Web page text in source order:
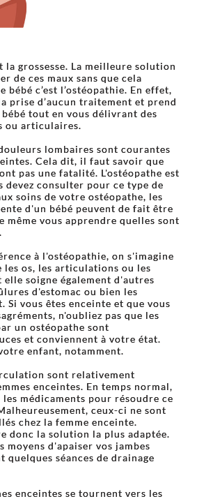
la grossesse. La meilleure solution
de ces maux sans que cela
bébé c’est l’ostéopathie. En effet,
prise d’aucun traitement et prend
tout en vous délivrant des
ou articulaires.
lombaires sont courantes
Cela dit, il faut savoir que
pas une fatalité. L'ostéopathe est
devez consulter pour ce type de
soins de votre ostéopathe, les
d'un bébé peuvent de fait être
même vous apprendre quelles sont
à l'ostéopathie, on s'imagine
os, les articulations ou les
elle soigne également d'autres
d'estomac ou bien les
Si vous êtes enceinte et que vous
n'oubliez pas que les
un ostéopathe sont
et conviennent à votre état.
enfant, notamment.
sont relativement
enceintes. En temps normal,
médicaments pour résoudre ce
ceux-ci ne sont
chez la femme enceinte.
donc la solution la plus adaptée.
moyens d'apaiser vos jambes
quelques séances de drainage
enceintes se tournent vers les